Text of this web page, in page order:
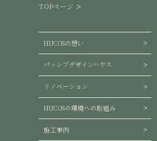
TOPページ
HUCOSの想い
パッシブデザインハウス
リノベーション
HUCOSの環境への取組み
施工事例